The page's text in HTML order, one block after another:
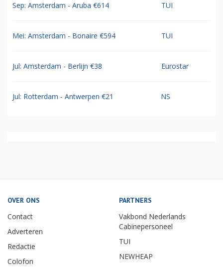
Sep: Amsterdam - Aruba €614 TUI
Mei: Amsterdam - Bonaire €594 TUI
Jul: Amsterdam - Berlijn €38 Eurostar
Jul: Rotterdam - Antwerpen €21 NS
OVER ONS
Contact
Adverteren
Redactie
Colofon
PARTNERS
Vakbond Nederlands
Cabinepersoneel
TUI
NEWHEAP